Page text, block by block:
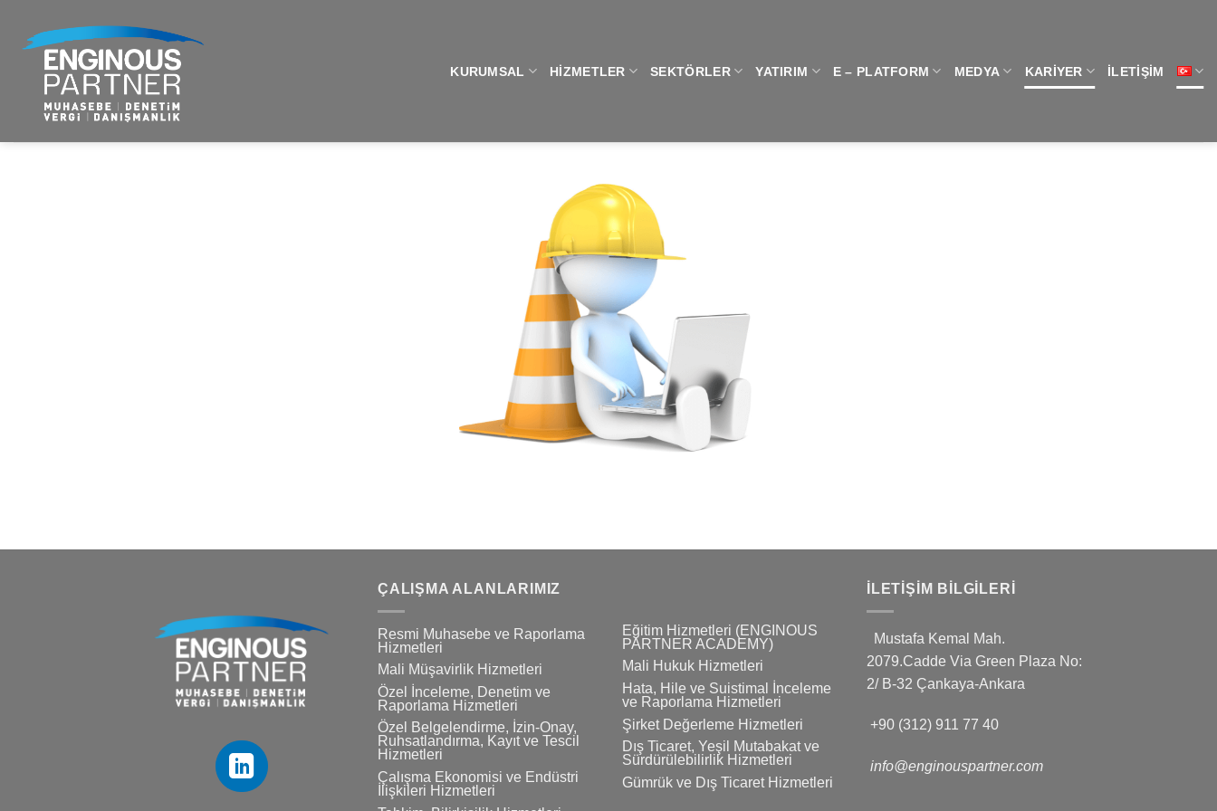
KURUMSAL HIZMETLER SEKTÖRLER YATIRIM E – PLATFORM MEDYA KARIYER İLETIŞIM
ÇALIŞMA ALANLARIMIZ
Resmi Muhasebe ve Raporlama
Hizmetleri
Mali Müşavirlik Hizmetleri
Özel İnceleme, Denetim ve
Raporlama Hizmetleri
Özel Belgelendirme, İzin-Onay,
Ruhsatlandırma, Kayıt ve Tescil
Hizmetleri
Çalışma Ekonomisi ve Endüstri
İlişkileri Hizmetleri
Eğitim Hizmetleri (ENGINOUS
PARTNER ACADEMY)
Mali Hukuk Hizmetleri
Hata, Hile ve Suistimal İnceleme
ve Raporlama Hizmetleri
Şirket Değerleme Hizmetleri
Dış Ticaret, Yeşil Mutabakat ve
Sürdürülebilirlik Hizmetleri
Gümrük ve Dış Ticaret Hizmetleri
İLETIŞIM BILGILERI
Mustafa Kemal Mah.
2079.Cadde Via Green Plaza No:
2/ B-32 Çankaya-Ankara
+90 (312) 911 77 40
info@enginouspartner.com